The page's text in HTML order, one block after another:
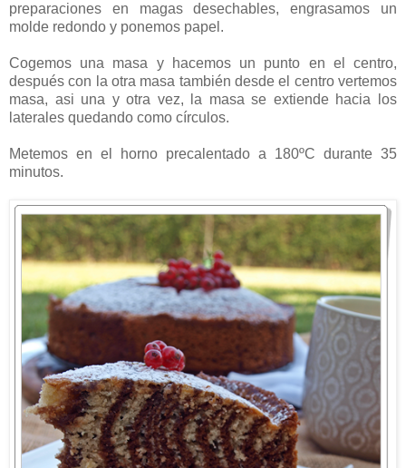
preparaciones en magas desechables, engrasamos un
molde redondo y ponemos papel.
Cogemos una masa y hacemos un punto en el centro,
después con la otra masa también desde el centro vertemos
masa, asi una y otra vez, la masa se extiende hacia los
laterales quedando como círculos.
Metemos en el horno precalentado a 180ºC durante 35
minutos.